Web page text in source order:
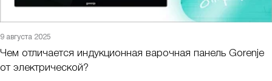
9 августа 2025
Чем отличается индукционная варочная панель Gorenje
от электрической?